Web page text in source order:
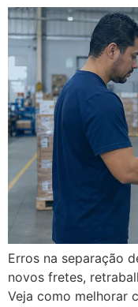
Erros na separação
novos fretes,
Veja como melhorar